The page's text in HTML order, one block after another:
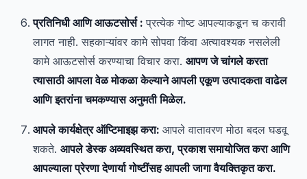
प्रतिनिधी आणि आऊटसोर्स :प्रत्येक गोष्ट आपल्याकडून च करावी
लागत नाही. सहकाऱ्यांवर कामे सोपवा किंवा अत्यावश्यक नसलेली
कामे आऊटसोर्स करण्याचा विचार करा. आपण जे चांगले करता
त्यासाठी आपला वेळ मोकळा केल्याने आपली एकूण उत्पादकता वाढेल
आणि इतरांना चमकण्यास अनुमती मिळेल.
आपले कार्यक्षेत्र ऑप्टिमाइझ करा: आपले वातावरण मोठा बदल घडवू
शकते. आपले डेस्क अव्यवस्थित करा, प्रकाश समायोजित करा आणि
आपल्याला प्रेरणा देणार्या गोष्टींसह आपली जागा वैयक्तिकृत करा.